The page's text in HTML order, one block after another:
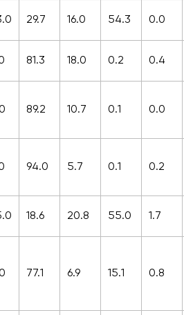
29.7 16.0 54.3 0.0
81.3 18.0 0.2 0.4
89.2 10.7 0.1 0.0
94.0 5.7 0.1 0.2
18.6 20.8 55.0 1.7
77.1 6.9 15.1 0.8